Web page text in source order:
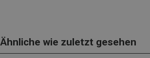
Ähnliche wie zuletzt gesehen